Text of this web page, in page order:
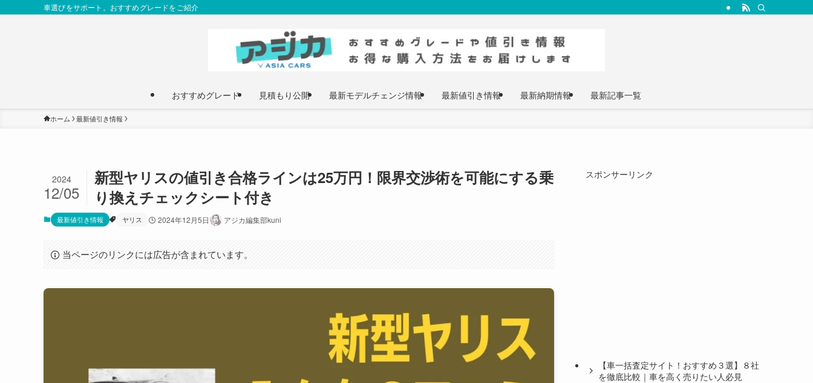
車選びをサポート。おすすめグレードをご紹介
おすすめグレード 見積もり公開 最新モデルチェンジ情報 最新値引き情報 最新納期情報 最新記事一覧
ホーム 最新値引き情報
新型ヤリスの値引き合格ラインは25万円！限界交渉術を可能にする乗
り換えチェックシート付き
2024
12/05
最新値引き情報 ヤリス 2024年12月5日 アジカ編集部kuni
当ページのリンクには広告が含まれています。
スポンサーリンク
【車一括査定サイト！おすすめ３選】８社
を徹底比較｜車を高く売りたい人必見